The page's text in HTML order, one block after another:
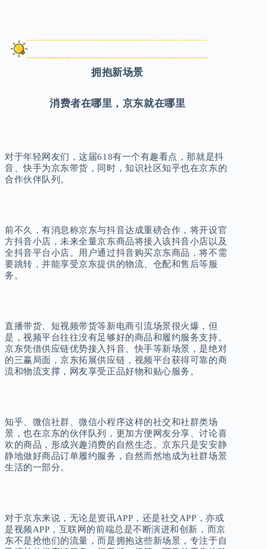
拥抱新场景
消费者在哪里，京东就在哪里
对于年轻网友们，这届618有一个有趣看点，那就是抖
音、快手为京东带货，同时，知识社区知乎也在京东的
合作伙伴队列。
前不久，有消息称京东与抖音达成重磅合作，将开设官
方抖音小店，未来全量京东商品将接入该抖音小店以及
全抖音平台小店。用户通过抖音购买京东商品，将不需
要跳转，并能享受京东提供的物流、仓配和售后等服
务。
直播带货、短视频带货等新电商引流场景很火爆，但
是，视频平台往往没有足够好的商品和履约服务支持。
京东凭借供应链优势接入抖音、快手等新场景，是绝对
的三赢局面，京东拓展供应链，视频平台获得可靠的商
流和物流支撑，网友享受正品好物和贴心服务。
知乎、微信社群、微信小程序这样的社交和社群类场
景，也在京东的伙伴队列，更加方便网友分享、讨论喜
欢的商品，形成兴趣消费的自然生态。京东只是安安静
静地做好商品订单履约服务，自然而然地成为社群场景
生活的一部分。
对于京东来说，无论是资讯APP，还是社交APP，亦或
是视频APP，互联网的前端总是不断演进和创新，而京
东不是抢他们的流量，而是拥抱这些新场景，专注于自